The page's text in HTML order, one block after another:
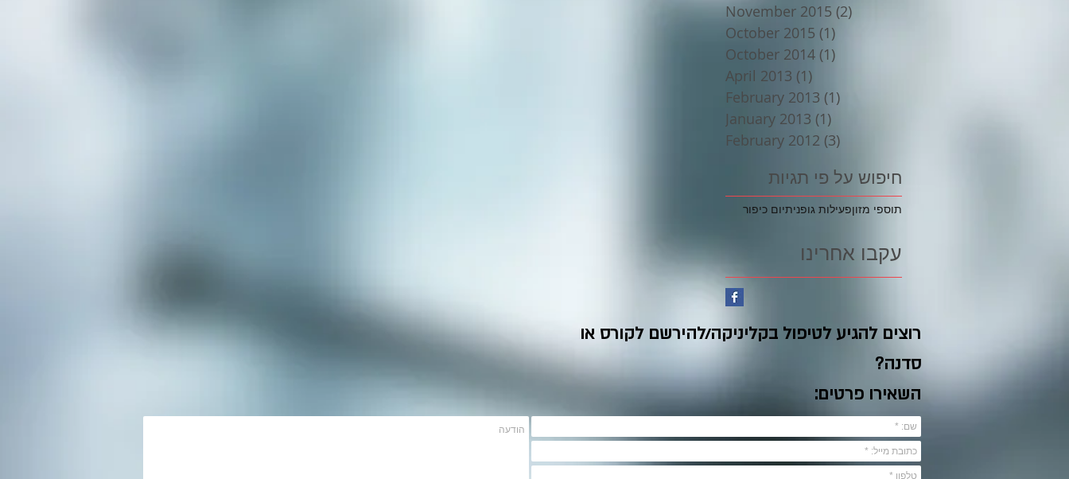
November 2015 (2)
October 2015 (1)
October 2014 (1)
April 2013 (1)
February 2013 (1)
January 2013 (1)
February 2012 (3)
חיפוש על פי תגיות
יום כיפורפעילות גופניתתוספי מזון
עקבו אחרינו
רוצים להגיע לטיפול בקליניקה/להירשם לקורס או
סדנה?
השאירו פרטים: